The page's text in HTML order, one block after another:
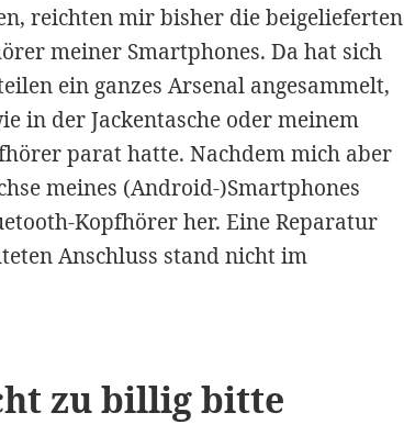
reichten mir bisher die beigelieferten
meiner Smartphones. Da hat sich
ein ganzes Arsenal angesammelt,
in der Jackentasche oder meinem
parat hatte. Nachdem mich aber
meines (Android-)Smartphones
Kopfhörer her. Eine Reparatur
Anschluss stand nicht im
zu billig bitte